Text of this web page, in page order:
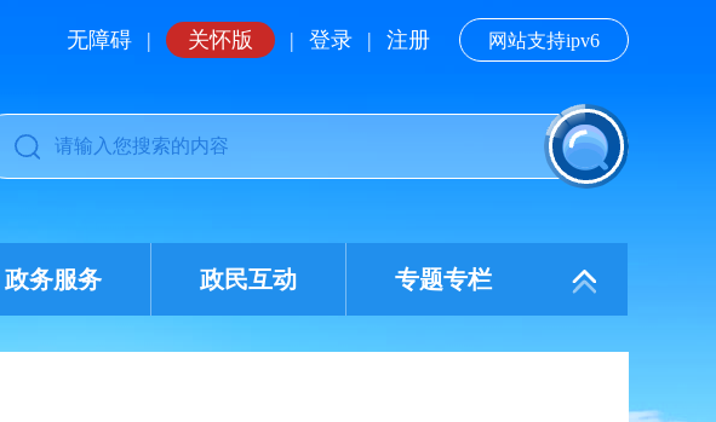
无障碍 | 关怀版 | 登录 | 注册 网站支持ipv6
政务服务 政民互动 专题专栏